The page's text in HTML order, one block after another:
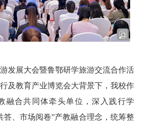
发展大会暨鲁鄂研学旅游交流合作活
及教育产业博览会大背景下，我校作
融合共同体牵头单位，深入践行学
答、市场阅卷”产教融合理念，统筹整